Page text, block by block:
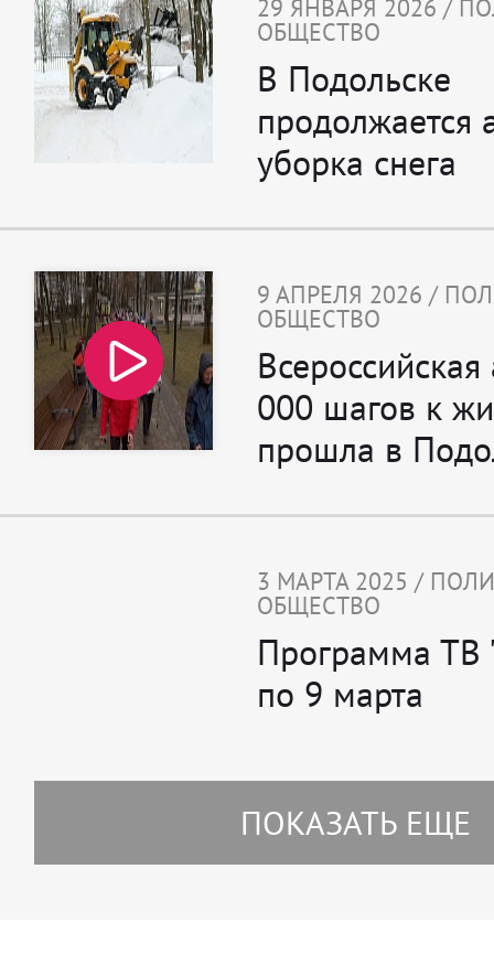
29 ЯНВАРЯ 2026 /
ОБЩЕСТВО
В Подольске
продолжается
уборка снега
9 АПРЕЛЯ 2026 /
ОБЩЕСТВО
000 шагов к
прошла в
3 МАРТА 2025 /
ОБЩЕСТВО
Программа ТВ
по 9 марта
ПОКАЗАТЬ ЕЩЕ